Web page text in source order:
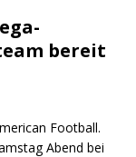
bereit
Football.
Abend bei